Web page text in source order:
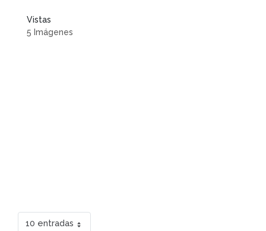
Vistas
5 Imágenes
10 entradas